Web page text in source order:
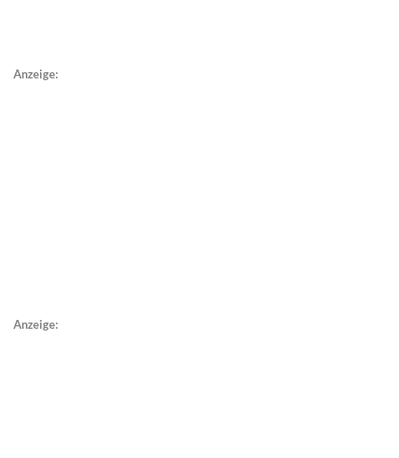
Anzeige:
Anzeige: